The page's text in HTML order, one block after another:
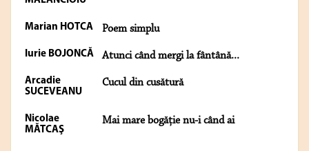
Marian HOTCA Poem simplu
Iurie BOJONCĂ Atunci când mergi la fântână...
Arcadie
SUCEVEANU
Cucul din cusătură
Nicolae
MĂTCAŞ
Mai mare bogăţie nu-i când ai